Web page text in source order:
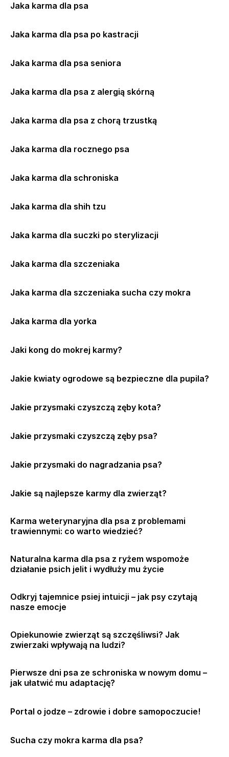
Jaka karma dla psa
Jaka karma dla psa po kastracji
Jaka karma dla psa seniora
Jaka karma dla psa z alergią skórną
Jaka karma dla psa z chorą trzustką
Jaka karma dla rocznego psa
Jaka karma dla schroniska
Jaka karma dla shih tzu
Jaka karma dla suczki po sterylizacji
Jaka karma dla szczeniaka
Jaka karma dla szczeniaka sucha czy mokra
Jaka karma dla yorka
Jaki kong do mokrej karmy?
Jakie kwiaty ogrodowe są bezpieczne dla pupila?
Jakie przysmaki czyszczą zęby kota?
Jakie przysmaki czyszczą zęby psa?
Jakie przysmaki do nagradzania psa?
Jakie są najlepsze karmy dla zwierząt?
Karma weterynaryjna dla psa z problemami
trawiennymi: co warto wiedzieć?
Naturalna karma dla psa z ryżem wspomoże
działanie psich jelit i wydłuży mu życie
Odkryj tajemnice psiej intuicji – jak psy czytają
nasze emocje
Opiekunowie zwierząt są szczęśliwsi? Jak
zwierzaki wpływają na ludzi?
Pierwsze dni psa ze schroniska w nowym domu –
jak ułatwić mu adaptację?
Portal o jodze – zdrowie i dobre samopoczucie!
Sucha czy mokra karma dla psa?